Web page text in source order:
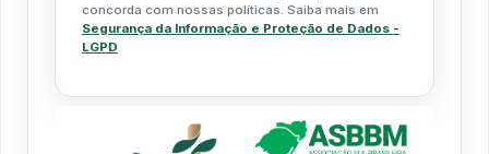
concorda com nossas políticas. Saiba mais em
Segurança da Informação e Proteção de Dados -
LGPD